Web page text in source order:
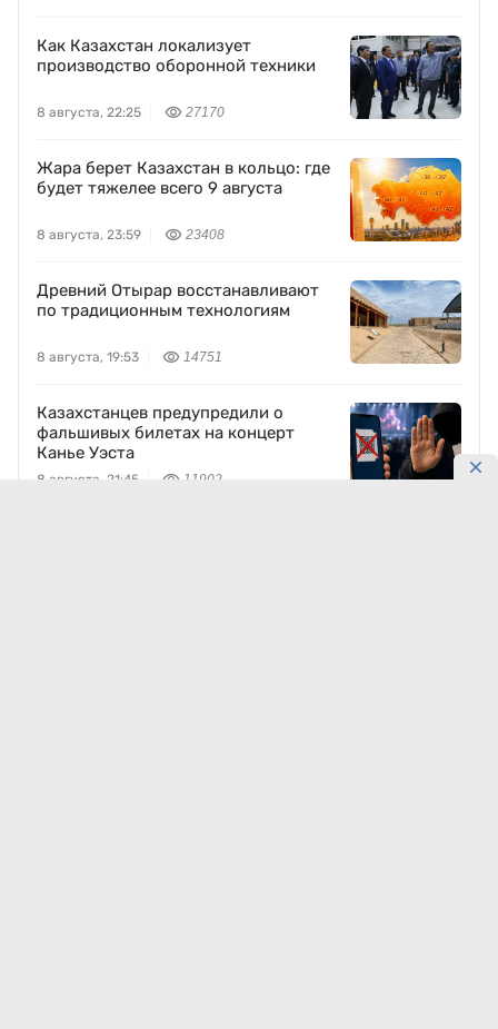
Как Казахстан локализует
производство оборонной техники
8 августа, 22:25 27170
Жара берет Казахстан в кольцо: где
будет тяжелее всего 9 августа
8 августа, 23:59 23408
Древний Отырар восстанавливают
по традиционным технологиям
8 августа, 19:53 14751
Казахстанцев предупредили о
фальшивых билетах на концерт
Канье Уэста
8 августа, 21:45 11902